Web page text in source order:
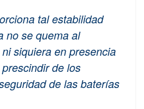
tal estabilidad
no se quema al
siquiera en presencia
de los
de las baterías